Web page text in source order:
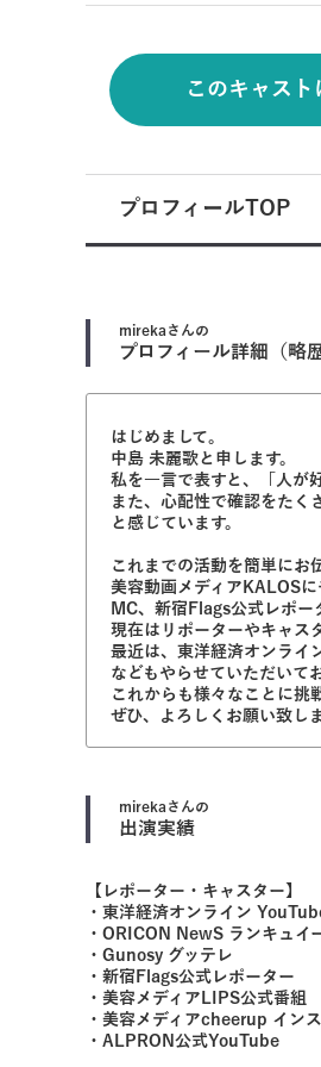
このキャスト
プロフィールTOP
mirekaさんの
プロフィール詳細（略歴
はじめまして。
中島 未麗歌と申します。
私を一言で表すと、「人が
また、心配性で確認をたく
と感じています。
これまでの活動を簡単にお
美容動画メディアKALOS
MC、新宿Flags公式レポー
現在はリポーターやキャス
最近は、東洋経済オンライ
などもやらせていただいて
これからも様々なことに挑
ぜひ、よろしくお願い致しま
mirekaさんの
出演実績
【レポーター・キャスター】
・東洋経済オンライン
・ORICON NewS ランキュイ
・Gunosy グッテレ
・新宿Flags公式レポーター
・美容メディアLIPS公式番組
・美容メディアcheerup イン
・ALPRON公式YouTube